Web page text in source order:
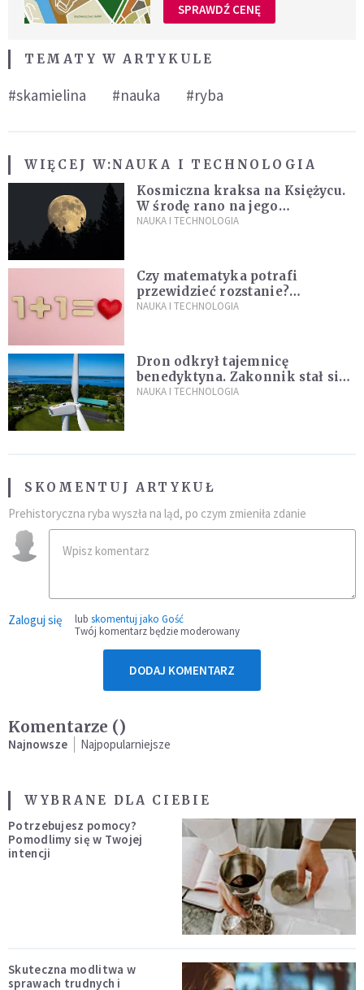
SPRAWDŹ CENĘ
TEMATY W ARTYKULE
#skamielina #nauka #ryba
WIĘCEJ W:NAUKA I TECHNOLOGIA
Kosmiczna kraksa na Księżycu.
W środę rano na jego
powierzchni dojdzie do
NAUKA I TECHNOLOGIA
Czy matematyka potrafi
przewidzieć rozstanie?
Naukowcy stworzyli model
NAUKA I TECHNOLOGIA
Dron odkrył tajemnicę
benedyktyna. Zakonnik stał się
sławny
NAUKA I TECHNOLOGIA
SKOMENTUJ ARTYKUŁ
Prehistoryczna ryba wyszła na ląd, po czym zmieniła zdanie
Zaloguj się lub skomentuj jako Gość
Twój komentarz będzie moderowany
DODAJ KOMENTARZ
Komentarze ()
Najnowsze Najpopularniejsze
WYBRANE DLA CIEBIE
Potrzebujesz pomocy?
Pomodlimy się w Twojej
intencji
Skuteczna modlitwa w
sprawach trudnych i